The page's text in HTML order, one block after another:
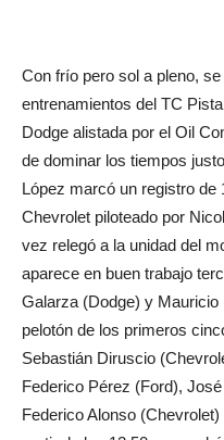
Con frío pero sol a pleno,
entrenamientos del TC
Dodge alistada por el Oil
de dominar los tiempos
López marcó un registro de
Chevrolet piloteado por
vez relegó a la unidad del
aparece en buen trabajo
Galarza (Dodge) y
pelotón de los primeros
Sebastián Diruscio
Federico Pérez (Ford),
Federico Alonso